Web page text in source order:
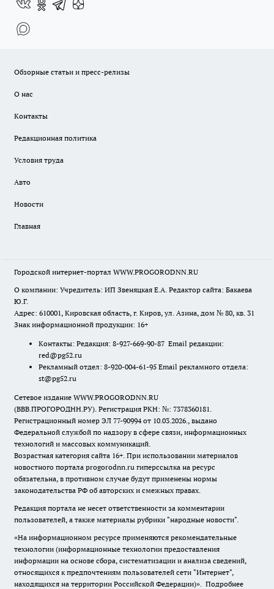
Обзорные статьи и пресс-релизы
О нас
Контакты
Редакционная политика
Условия труда
Авто
Новости
Главная
Городской интернет-портал WWW.PROGORODNN.RU
О компании: Учредитель: ИП Звеняцкая Е.А. Редактор сайта: Бакаева
Ю.Г.
Адрес: 610001, Кировская область, г. Киров, ул. Азина, дом № 80, кв. 31
Знак информационной продукции: 16+
Контакты: Редакция: 8-927-669-90-87 Email редакции:
red@pg52.ru
Рекламный отдел: 8-920-004-61-95 Email рекламного отдела:
st@pg52.ru
Сетевое издание WWW.PROGORODNN.RU
(ВВВ.ПРОГОРОДНН.РУ). Регистрация РКН: №: 7378360181.
Регистрационный номер ЭЛ 77-90994 от 10.03.2026., выдано
Федеральной службой по надзору в сфере связи, информационных
технологий и массовых коммуникаций.
Возрастная категория сайта 16+. При использовании материалов
новостного портала progorodnn.ru гиперссылка на ресурс
обязательна, в противном случае будут применены нормы
законодательства РФ об авторских и смежных правах.
Редакция портала не несет ответственности за комментарии
пользователей, а также материалы рубрики "народные новости".
«На информационном ресурсе применяются рекомендательные
технологии (информационные технологии предоставления
информации на основе сбора, систематизации и анализа сведений,
относящихся к предпочтениям пользователей сети "Интернет",
находящихся на территории Российской Федерации)». Подробнее